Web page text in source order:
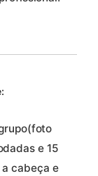
e 15
a cabeça e